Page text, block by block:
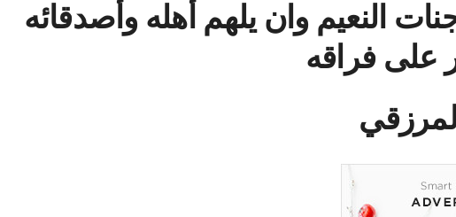
النعيم وان يلهم أهله وأصدقائه
على فراقه